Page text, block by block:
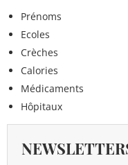
Prénoms
Ecoles
Crèches
Calories
Médicaments
Hôpitaux